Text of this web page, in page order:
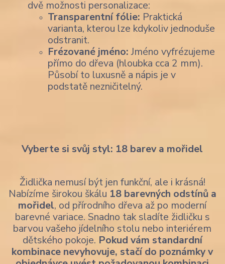
dvě možnosti personalizace:
Transparentní fólie: Praktická
varianta, kterou lze kdykoliv jednoduše
odstranit.
Frézované jméno:Jméno vyfrézujeme
přímo do dřeva (hloubka cca 2 mm).
Působí to luxusně a nápis je v
podstatě nezničitelný.
Vyberte si svůj styl: 18 barev a mořidel
Židlička nemusí být jen funkční, ale i krásná!
Nabízíme širokou škálu 18 barevných odstínů a
mořidel, od přírodního dřeva až po moderní
barevné variace. Snadno tak sladíte židličku s
barvou vašeho jídelního stolu nebo interiérem
dětského pokoje. Pokud vám standardní
kombinace nevyhovuje, stačí do poznámky v